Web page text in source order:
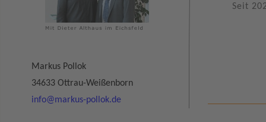
Markus Pollok
34633 Ottrau-Weißenborn
info@markus-pollok.de
Seit